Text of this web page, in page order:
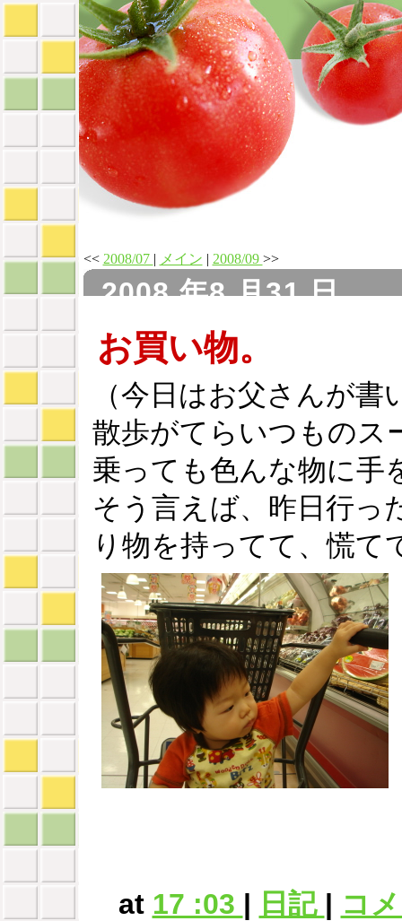
<< 2008/07 | メイン | 2008/09 >>
2008 年8 月31 日
お買い物。
（今日はお父さんが書
散歩がてらいつものス
乗っても色んな物に手
そう言えば、昨日行っ
り物を持ってて、慌て
at 17 :03 | 日記 | コ